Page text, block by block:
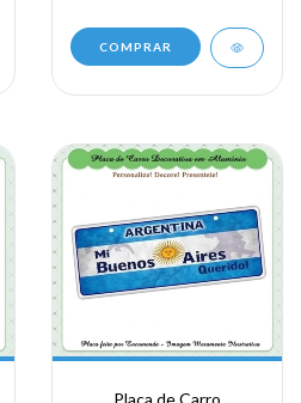
COMPRAR
Placa de Carro